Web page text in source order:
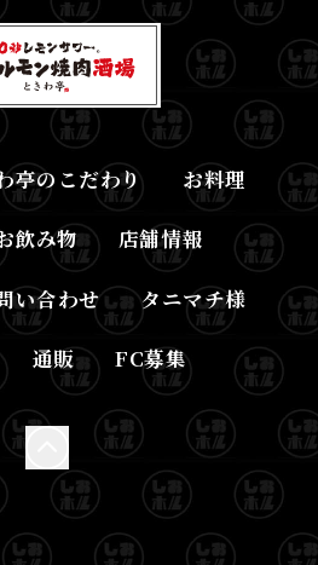
亭のこだわり お料理
飲み物 店舗情報
い合わせ タニマチ様
通販 FC募集